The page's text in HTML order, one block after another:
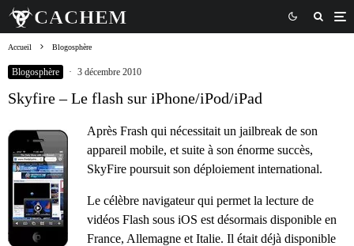
Accueil Blogosphère
Blogosphère · 3 décembre 2010
Skyfire – Le flash sur iPhone/iPod/iPad
Après Frash qui nécessitait un jailbreak de son
appareil mobile, et suite à son énorme succès,
SkyFire poursuit son déploiement international.
Le célèbre navigateur qui permet la lecture de
vidéos Flash sous iOS est désormais disponible en
France, Allemagne et Italie. Il était déjà disponible